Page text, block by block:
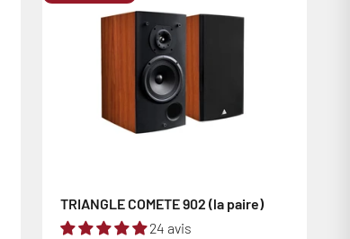
TRIANGLE COMETE 902 (la paire)
24 avis